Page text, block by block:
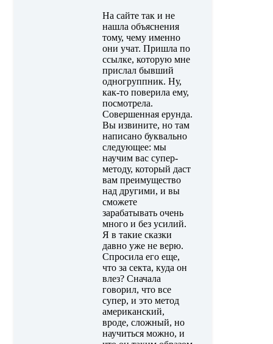
На сайте так и не
нашла объяснения
тому, чему именно
они учат. Пришла по
ссылке, которую мне
прислал бывший
одногруппник. Ну,
как-то поверила ему,
посмотрела.
Совершенная ерунда.
Вы извините, но там
написано буквально
следующее: мы
научим вас супер-
методу, который даст
вам преимущество
над другими, и вы
сможете
зарабатывать очень
много и без усилий.
Я в такие сказки
давно уже не верю.
Спросила его еще,
что за секта, куда он
влез? Сначала
говорил, что все
супер, и это метод
американский,
вроде, сложный, но
научиться можно, и